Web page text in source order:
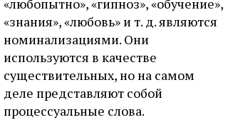
«знания», «любовь» и т. д. являются
номинализациями. Они
используются в качестве
существительных, но на самом
деле представляют собой
процессуальные слова.